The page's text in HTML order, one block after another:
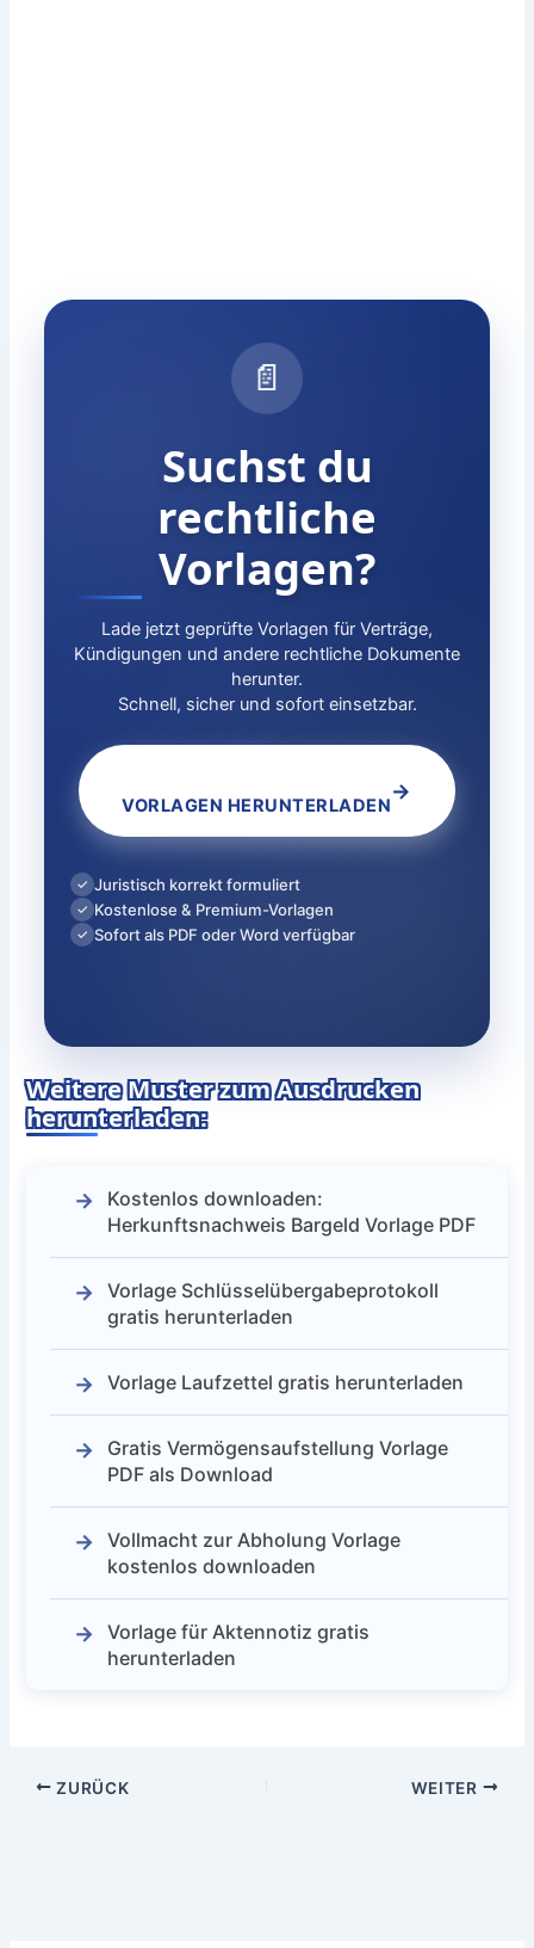
📄
Suchst du
rechtliche
Vorlagen?
Lade jetzt geprüfte Vorlagen für Verträge,
Kündigungen und andere rechtliche Dokumente
herunter.
Schnell, sicher und sofort einsetzbar.
VORLAGEN HERUNTERLADEN
→
✓ Juristisch korrekt formuliert
✓ Kostenlose & Premium-Vorlagen
✓ Sofort als PDF oder Word verfügbar
Weitere Muster zum Ausdrucken
herunterladen:
Kostenlos downloaden:
Herkunftsnachweis Bargeld Vorlage PDF
Vorlage Schlüsselübergabeprotokoll
gratis herunterladen
Vorlage Laufzettel gratis herunterladen
Gratis Vermögensaufstellung Vorlage
PDF als Download
Vollmacht zur Abholung Vorlage
kostenlos downloaden
Vorlage für Aktennotiz gratis
herunterladen
ZURÜCK WEITER